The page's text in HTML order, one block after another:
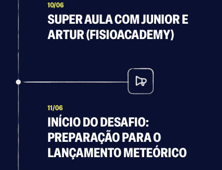
10/06
SUPER AULA COM JUNIOR E
ARTUR (FISIOACADEMY)
11/06
INÍCIO DO DESAFIO:
PREPARAÇÃO PARA O
LANÇAMENTO METEÓRICO